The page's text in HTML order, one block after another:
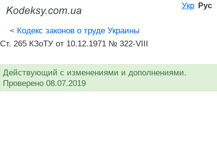
Укр Рус
< Кодекс законов о труде Украины
Ст. 265 КЗоТУ от 10.12.1971 № 322-VIII
Действующий с изменениями и дополнениями.
Проверено 08.07.2019